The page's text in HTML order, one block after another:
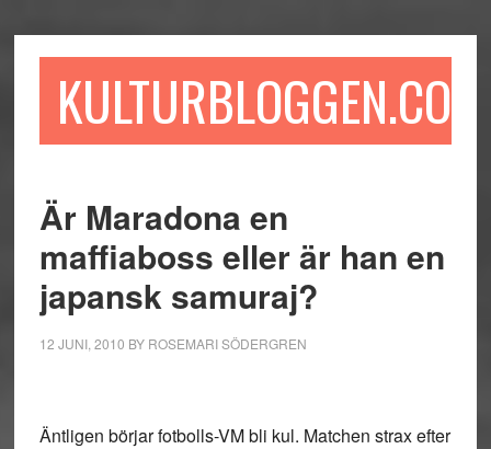
till
till
sidofältet
till
KULTURBLOGGEN.COM
Är Maradona en
maffiaboss eller är han en
japansk samuraj?
12 JUNI, 2010 BY ROSEMARI SÖDERGREN
Äntligen börjar fotbolls-VM bli kul. Matchen strax efter